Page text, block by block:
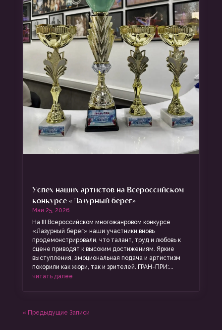
Успех наших артистов на Всероссийском
конкурсе «Лазурный берег»
Май 25, 2026
На III Всероссийском многожанровом конкурсе
«Лазурный берег» наши участники вновь
продемонстрировали, что талант, труд и любовь к
сцене приводят к высоким достижениям. Яркие
выступления, эмоциональная подача и артистизм
покорили как жюри, так и зрителей. ГРАН-ПРИ:...
читать далее
« Предыдущие Записи